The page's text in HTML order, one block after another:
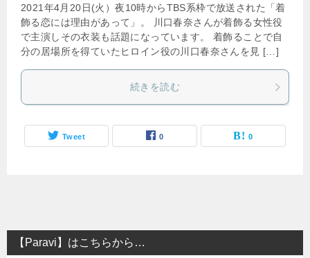
2021年4月20日(火）夜10時からTBS系枠で放送された「着
飾る恋には理由があって」。 川口春奈さんが着飾る女性役
で主演しその衣装も話題になっています。 着飾ることで自
分の居場所を得ていたヒロイン役の川口春奈さんを見 […]
続きを読む
Tweet 0 0
【Paravi】はこちらから…